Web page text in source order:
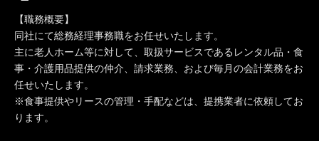
【職務概要】
同社にて総務経理事務職をお任せいたします。
主に老人ホーム等に対して、取扱サービスであるレンタル品・食
事・介護用品提供の仲介、請求業務、および毎月の会計業務をお
任せいたします。
※食事提供やリースの管理・手配などは、提携業者に依頼してお
ります。